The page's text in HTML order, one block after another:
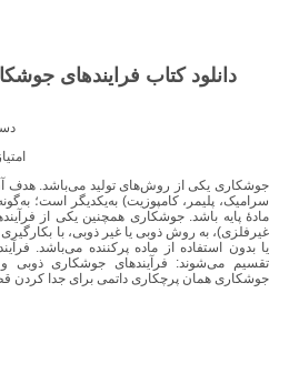
دانلود کتاب فرایندهای
امتیاز 5.00 (1 رای)
جوشکاری یکی از روش‌های تولید می‌باشد. هدف
سرامیک، پلیمر، کامپوزیت) به‌یکدیگر است؛
مادهٔ پایه باشد. جوشکاری همچنین یکی از
غیرفلزی)، به روش ذوبی یا غیر ذوبی، با
یا بدون استفاده از ماده پرکننده می‌باشد.
تقسیم می‌شوند: فرآیندهای جوشکاری ذوبی
جوشکاری همان پرچکاری داتمی برای جدا کردن